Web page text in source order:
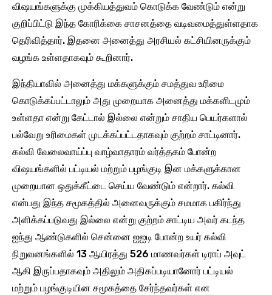
விஷயங்களுக்கு முக்கியத்துவம் கொடுக்க வேண்டும் என்று
குறிப்பிட்டு இந்த கோரிக்கை சாசனத்தை வடிவமைத்துள்ளதாக
தெரிவித்தார். இதனை அனைத்து அரசியல் கட்சியினருக்கும்
வழங்க உள்ளதாகவும் கூறினார்.
இந்தியாவில் அனைத்து மக்களுக்கும் சமத்துவ உரிமை
கொடுக்கப்பட்டாலும் அது முறையாக அனைத்து மக்களிடமும்
உள்ளதா என்று கேட்டால் இல்லை என்றும் சாதிய பெயர்களால்
பல்வேறு உரிமைகள் முடக்கப்பட்டதாகவும் குற்றம் சாட்டினார்.
கல்வி வேலைவாய்ப்பு வாழ்வாதாரம் வர்த்தகம் போன்ற
விஷயங்களில் பட்டியல் மற்றும் பழங்குடி இன மக்களுக்கான
முறையான ஒதுக்கீட்டை செய்ய வேண்டும் என்றார். கல்வி
என்பது இந்த சமூகத்தில் அனைவருக்கும் சமமாக பகிர்ந்து
அளிக்கப்படுவது இல்லை என்று குற்றம் சாட்டிய அவர் கடந்த
ஐந்து ஆண்டுகளில் சென்னை ஐஐடி போன்ற உயர் கல்வி
நிறுவனங்களில் 13 ஆயிரத்து 526 மாணவர்கள் டிராப் அவுட்
ஆகி இருப்பதாகவும் அதிலும் அதிகப்படியானோர் பட்டியல்
மற்றும் பழங்குடியின சமூகத்தை சேர்ந்தவர்கள் என